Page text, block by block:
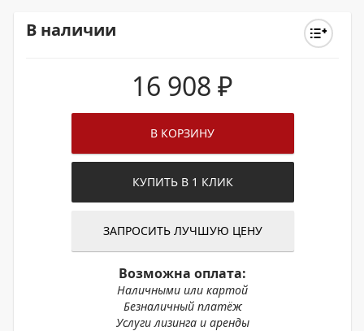
В наличии
16 908 ₽
В КОРЗИНУ
КУПИТЬ В 1 КЛИК
ЗАПРОСИТЬ ЛУЧШУЮ ЦЕНУ
Возможна оплата:
Наличными или картой
Безналичный платёж
Услуги лизинга и аренды